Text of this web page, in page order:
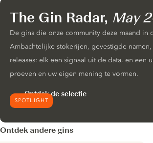
SPOTLIGHT
The Gin Radar, May
De gins die onze community deze maand in
Ambachtelijke stokerijen, gevestigde namen,
releases: elk een signaal uit de data, en een
proeven en uw eigen mening te vormen.
Ontdek de selectie
Ontdek andere gins